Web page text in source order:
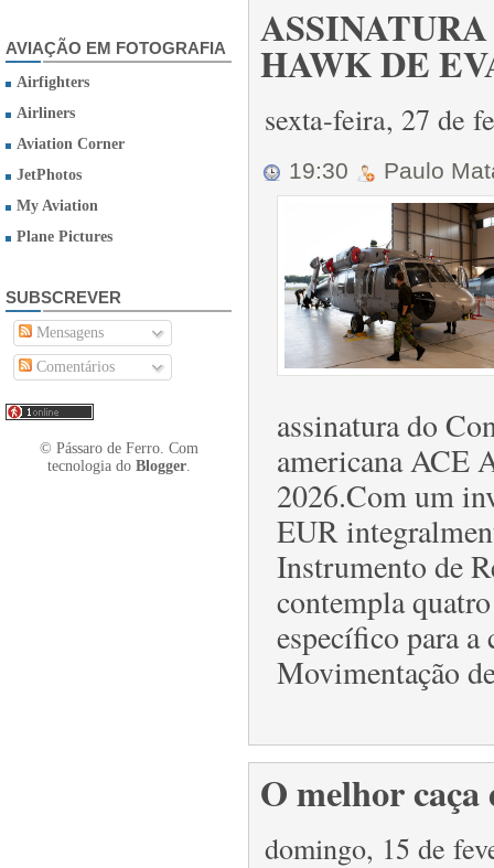
AVIAÇÃO EM FOTOGRAFIA
Airfighters
Airliners
Aviation Corner
JetPhotos
My Aviation
Plane Pictures
SUBSCREVER
Mensagens
Comentários
© Pássaro de Ferro. Com
tecnologia do Blogger.
HAWK DE
sexta-feira, 27 de
19:30 Paulo
assinatura do
americana ACE
2026.Com um
EUR
Instrumento de
contempla
específico para
Movimentação
O melhor
domingo, 15 de